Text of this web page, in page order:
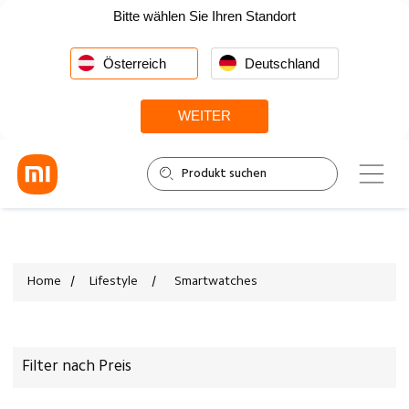
Bitte wählen Sie Ihren Standort
Österreich Deutschland
WEITER
Home / Lifestyle / Smartwatches
Filter nach Preis